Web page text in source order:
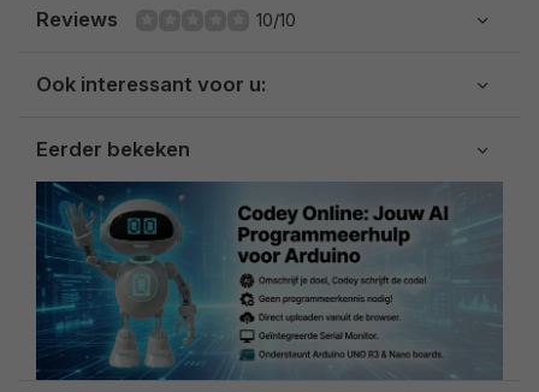
Reviews 10/10
Ook interessant voor u:
Eerder bekeken